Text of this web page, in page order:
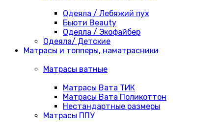
Одеяла / Лебяжий пух
Бьюти Beauty
Одеяла / Экофайбер
Одеяла/ Детские
Матрасы и топперы, наматрасники
Матрасы ватные
Матрасы Вата ТИК
Матрасы Вата Поликоттон
Нестандартные размеры
Матрасы ППУ